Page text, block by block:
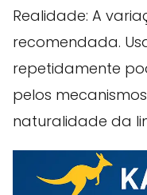
Realidade: A
recomendada.
repetidamente
pelos
naturalidade da